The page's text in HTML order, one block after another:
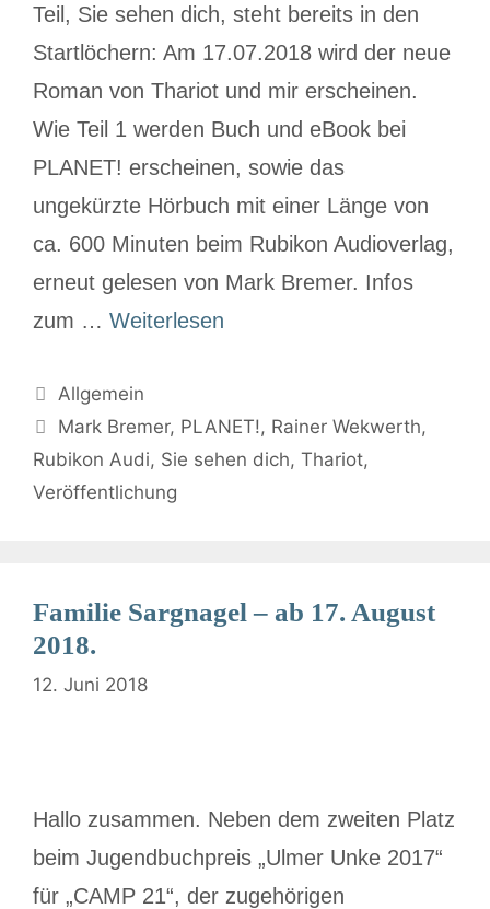
Teil, Sie sehen dich, steht bereits in den
Startlöchern: Am 17.07.2018 wird der neue
Roman von Thariot und mir erscheinen.
Wie Teil 1 werden Buch und eBook bei
PLANET! erscheinen, sowie das
ungekürzte Hörbuch mit einer Länge von
ca. 600 Minuten beim Rubikon Audioverlag,
erneut gelesen von Mark Bremer. Infos
zum … Weiterlesen
Allgemein
Mark Bremer, PLANET!, Rainer Wekwerth,
Rubikon Audi, Sie sehen dich, Thariot,
Veröffentlichung
Familie Sargnagel – ab 17. August
2018.
12. Juni 2018
Hallo zusammen. Neben dem zweiten Platz
beim Jugendbuchpreis „Ulmer Unke 2017“
für „CAMP 21“, der zugehörigen